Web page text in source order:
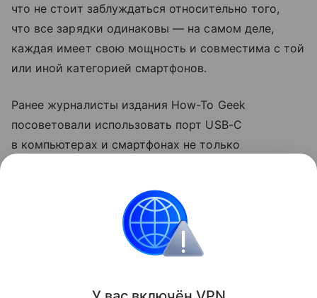
что не стоит заблуждаться относительно того,
что все зарядки одинаковы — на самом деле,
каждая имеет свою мощность и совместима с той
или иной категорией смартфонов.
Ранее журналисты издания How-To Geek
посоветовали использовать порт USB-C
в компьютерах и смартфонах не только
скорости и подключаться к мониторам.
Поделиться